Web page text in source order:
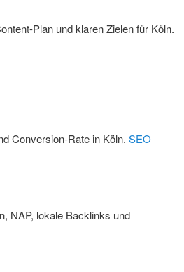
Plan und klaren Zielen für Köln.
Conversion-Rate in Köln. SEO
NAP, lokale Backlinks und